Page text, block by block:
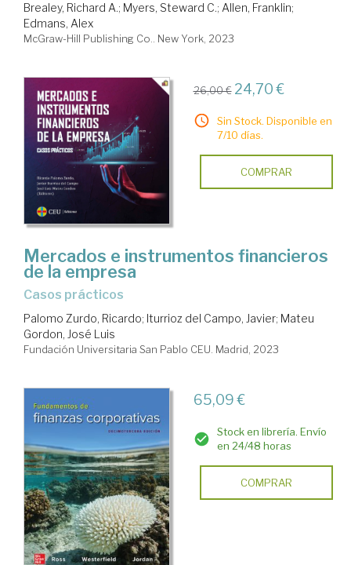
Brealey, Richard A.; Myers, Steward C.; Allen, Franklin;
Edmans, Alex
McGraw-Hill Publishing Co.. New York, 2023
26,00 € 24,70 €
Sin Stock. Disponible en
7/10 días.
COMPRAR
Mercados e instrumentos financieros
de la empresa
Casos prácticos
Palomo Zurdo, Ricardo; Iturrioz del Campo, Javier; Mateu
Gordon, José Luis
Fundación Universitaria San Pablo CEU. Madrid, 2023
65,09 €
Stock en librería. Envío
en 24/48 horas
COMPRAR